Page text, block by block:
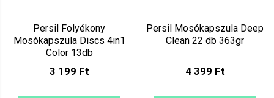
Persil Folyékony
Mosókapszula Discs 4in1
Color 13db
3 199 Ft
Persil Mosókapszula Deep
Clean 22 db 363gr
4 399 Ft